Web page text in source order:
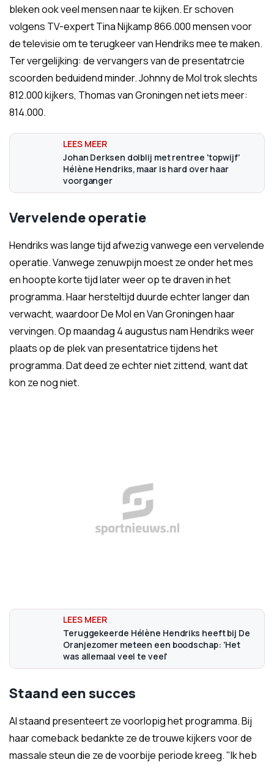
bleken ook veel mensen naar te kijken. Er schoven
volgens TV-expert Tina Nijkamp 866.000 mensen voor
de televisie om te terugkeer van Hendriks mee te maken.
Ter vergelijking: de vervangers van de presentatrcie
scoorden beduidend minder. Johnny de Mol trok slechts
812.000 kijkers, Thomas van Groningen net iets meer:
814.000.
Johan Derksen dolblij met rentree 'topwijf'
Hélène Hendriks, maar is hard over haar
voorganger
Vervelende operatie
Hendriks was lange tijd afwezig vanwege een vervelende
operatie. Vanwege zenuwpijn moest ze onder het mes
en hoopte korte tijd later weer op te draven in het
programma. Haar hersteltijd duurde echter langer dan
verwacht, waardoor De Mol en Van Groningen haar
vervingen. Op maandag 4 augustus nam Hendriks weer
plaats op de plek van presentatrice tijdens het
programma. Dat deed ze echter niet zittend, want dat
kon ze nog niet.
Teruggekeerde Hélène Hendriks heeft bij De
Oranjezomer meteen een boodschap: 'Het
was allemaal veel te veel'
Staand een succes
Al staand presenteert ze voorlopig het programma. Bij
haar comeback bedankte ze de trouwe kijkers voor de
massale steun die ze de voorbije periode kreeg. "Ik heb